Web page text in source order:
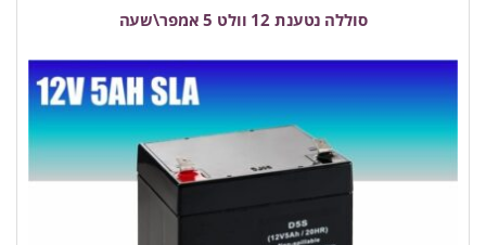
סוללה נטענת 12 וולט 5 אמפר\שעה